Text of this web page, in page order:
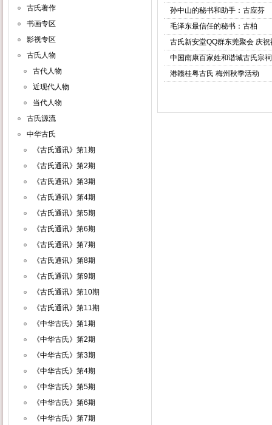
古氏著作
书画专区
影视专区
古氏人物
古代人物
近现代人物
当代人物
古氏源流
中华古氏
《古氏通讯》第1期
《古氏通讯》第2期
《古氏通讯》第3期
《古氏通讯》第4期
《古氏通讯》第5期
《古氏通讯》第6期
《古氏通讯》第7期
《古氏通讯》第8期
《古氏通讯》第9期
《古氏通讯》第10期
《古氏通讯》第11期
《中华古氏》第1期
《中华古氏》第2期
《中华古氏》第3期
《中华古氏》第4期
《中华古氏》第5期
《中华古氏》第6期
《中华古氏》第7期
孙中山的秘书和助手：古应芬
毛泽东最信任的秘书：古柏
古氏新安堂QQ群东莞聚会 庆
中国南康百家姓和谐城古氏宗
港赣桂粤古氏 梅州秋季活动